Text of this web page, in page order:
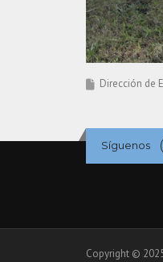
Dirección de
Síguenos
Copyright ©